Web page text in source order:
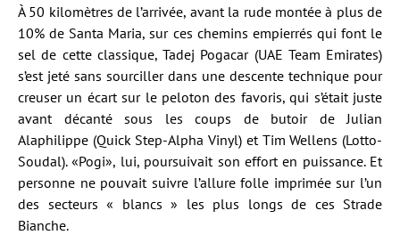
À 50 kilomètres de l’arrivée, avant la rude montée à plus de
10% de Santa Maria, sur ces chemins empierrés qui font le
sel de cette classique, Tadej Pogacar (UAE Team Emirates)
s’est jeté sans sourciller dans une descente technique pour
creuser un écart sur le peloton des favoris, qui s’était juste
avant décanté sous les coups de butoir de Julian
Alaphilippe (Quick Step-Alpha Vinyl) et Tim Wellens (Lotto-
Soudal). «Pogi», lui, poursuivait son effort en puissance. Et
personne ne pouvait suivre l’allure folle imprimée sur l’un
des secteurs « blancs » les plus longs de ces Strade
Bianche.